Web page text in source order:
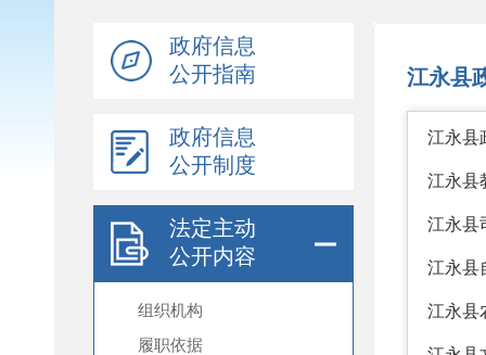
政府信息
公开指南
政府信息
公开制度
法定主动
公开内容
组织机构
履职依据